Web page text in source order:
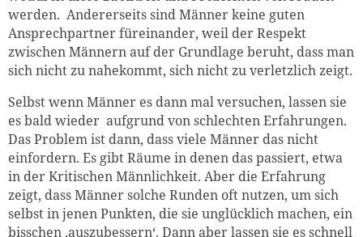
werden. Andererseits sind Männer keine guten
Ansprechpartner füreinander, weil der Respekt
zwischen Männern auf der Grundlage beruht, dass man
sich nicht zu nahekommt, sich nicht zu verletzlich zeigt.
Selbst wenn Männer es dann mal versuchen, lassen sie
es bald wieder aufgrund von schlechten Erfahrungen.
Das Problem ist dann, dass viele Männer das nicht
einfordern. Es gibt Räume in denen das passiert, etwa
in der Kritischen Männlichkeit. Aber die Erfahrung
zeigt, dass Männer solche Runden oft nutzen, um sich
selbst in jenen Punkten, die sie unglücklich machen, ein
bisschen ‚auszubessern‘. Dann aber lassen sie es schnell